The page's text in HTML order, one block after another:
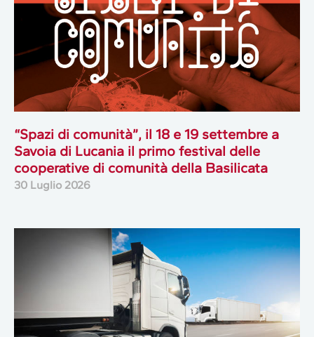
“Spazi di comunità”, il 18 e 19 settembre a
Savoia di Lucania il primo festival delle
cooperative di comunità della Basilicata
30 Luglio 2026